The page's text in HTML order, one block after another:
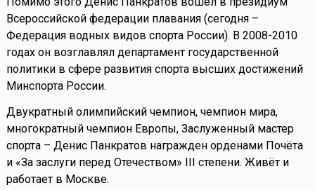
Всероссийской федерации плавания (сегодня –
Федерация водных видов спорта России). В 2008-2010
годах он возглавлял департамент государственной
политики в сфере развития спорта высших достижений
Минспорта России.
Двукратный олимпийский чемпион, чемпион мира,
многократный чемпион Европы, Заслуженный мастер
спорта – Денис Панкратов награжден орденами Почёта
и «За заслуги перед Отечеством» III степени. Живёт и
работает в Москве.